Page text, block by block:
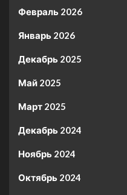
Февраль 2026
Январь 2026
Декабрь 2025
Май 2025
Март 2025
Декабрь 2024
Ноябрь 2024
Октябрь 2024